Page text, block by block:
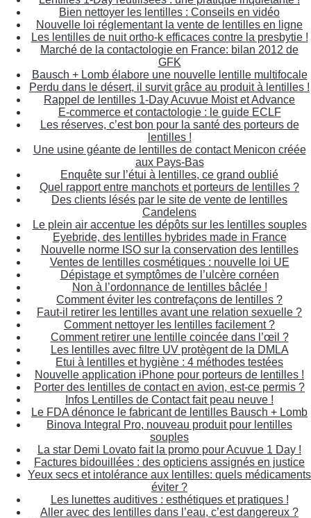
Bien nettoyer les lentilles : Conseils en vidéo
Nouvelle loi réglementant la vente de lentilles en ligne
Les lentilles de nuit ortho-k efficaces contre la presbytie !
Marché de la contactologie en France: bilan 2012 de
GFK
Bausch + Lomb élabore une nouvelle lentille multifocale
Perdu dans le désert, il survit grâce au produit à lentilles !
Rappel de lentilles 1-Day Acuvue Moist et Advance
E-commerce et contactologie : le guide ECLF
Les réserves, c’est bon pour la santé des porteurs de
lentilles !
Une usine géante de lentilles de contact Menicon créée
aux Pays-Bas
Enquête sur l’étui à lentilles, ce grand oublié
Quel rapport entre manchots et porteurs de lentilles ?
Des clients lésés par le site de vente de lentilles
Candelens
Le plein air accentue les dépôts sur les lentilles souples
Eyebride, des lentilles hybrides made in France
Nouvelle norme ISO sur la conservation des lentilles
Ventes de lentilles cosmétiques : nouvelle loi UE
Dépistage et symptômes de l’ulcère cornéen
Non à l’ordonnance de lentilles bâclée !
Comment éviter les contrefaçons de lentilles ?
Faut-il retirer les lentilles avant une relation sexuelle ?
Comment nettoyer les lentilles facilement ?
Comment retirer une lentille coincée dans l’œil ?
Les lentilles avec filtre UV protègent de la DMLA
Etui à lentilles et hygiène : 4 méthodes testées
Nouvelle application iPhone pour porteurs de lentilles !
Porter des lentilles de contact en avion, est-ce permis ?
Infos Lentilles de Contact fait peau neuve !
Le FDA dénonce le fabricant de lentilles Bausch + Lomb
Binova Integral Pro, nouveau produit pour lentilles
souples
La star Demi Lovato fait la promo pour Acuvue 1 Day !
Factures bidouillées : des opticiens assignés en justice
Yeux secs et intolérance aux lentilles: quels médicaments
éviter ?
Les lunettes auditives : esthétiques et pratiques !
Aller avec des lentilles dans l’eau, c’est dangereux ?